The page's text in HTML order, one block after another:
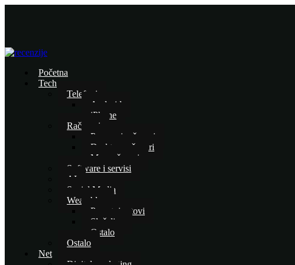
Početna
Tech
Telefoni
Android
iPhone
Računari
Prenosni računari
Desktop računari
Mac računari
Software i servisi
AI
Social Media
Wearables
Pametni satovi
Slušalice
Ostalo
Ostalo
Net